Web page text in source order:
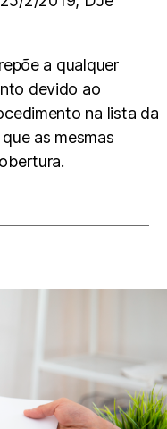
a qualquer
devido ao
na lista da
as mesmas